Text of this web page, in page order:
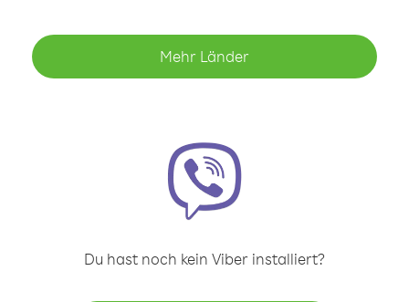
Mehr Länder
Du hast noch kein Viber installiert?